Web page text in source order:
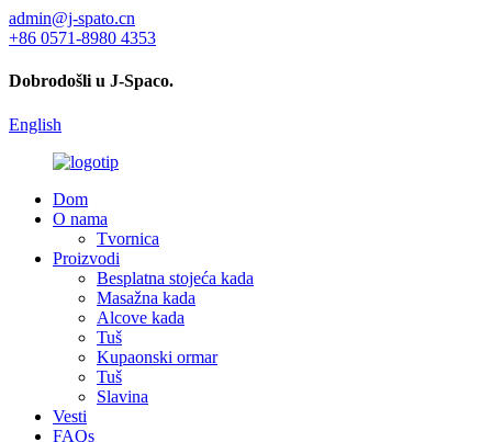
admin@j-spato.cn
+86 0571-8980 4353
Dobrodošli u J-Spaco.
English
Dom
O nama
Tvornica
Proizvodi
Besplatna stojeća kada
Masažna kada
Alcove kada
Tuš
Kupaonski ormar
Tuš
Slavina
Vesti
FAQs